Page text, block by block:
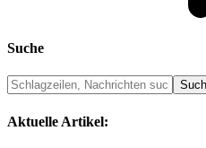
Suche
Aktuelle Artikel: